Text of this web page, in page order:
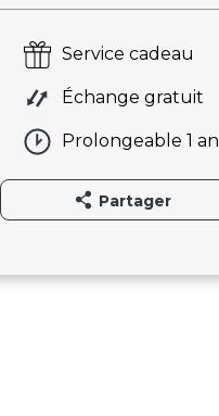
Service cadeau
Échange gratuit
Prolongeable 1 an
Partager